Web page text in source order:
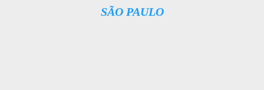
SÃO PAULO